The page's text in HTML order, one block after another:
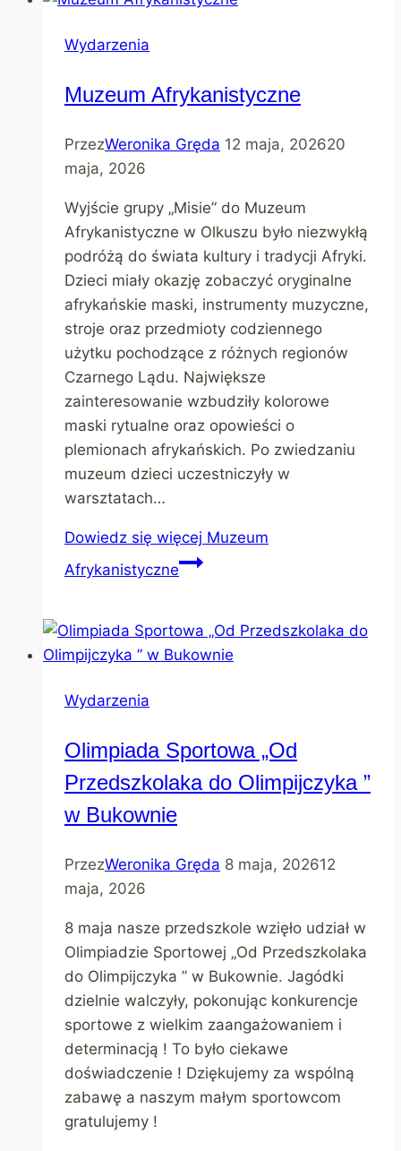
Wydarzenia
Muzeum Afrykanistyczne
PrzezWeronika Gręda 12 maja, 202620
maja, 2026
Wyjście grupy „Misie” do Muzeum
Afrykanistyczne w Olkuszu było niezwykłą
podróżą do świata kultury i tradycji Afryki.
Dzieci miały okazję zobaczyć oryginalne
afrykańskie maski, instrumenty muzyczne,
stroje oraz przedmioty codziennego
użytku pochodzące z różnych regionów
Czarnego Lądu. Największe
zainteresowanie wzbudziły kolorowe
maski rytualne oraz opowieści o
plemionach afrykańskich. Po zwiedzaniu
muzeum dzieci uczestniczyły w
warsztatach…
Dowiedz się więcej Muzeum
Afrykanistyczne
Wydarzenia
Olimpiada Sportowa „Od
Przedszkolaka do Olimpijczyka ”
w Bukownie
PrzezWeronika Gręda 8 maja, 202612
maja, 2026
8 maja nasze przedszkole wzięło udział w
Olimpiadzie Sportowej „Od Przedszkolaka
do Olimpijczyka ” w Bukownie. Jagódki
dzielnie walczyły, pokonując konkurencje
sportowe z wielkim zaangażowaniem i
determinacją ! To było ciekawe
doświadczenie ! Dziękujemy za wspólną
zabawę a naszym małym sportowcom
gratulujemy !